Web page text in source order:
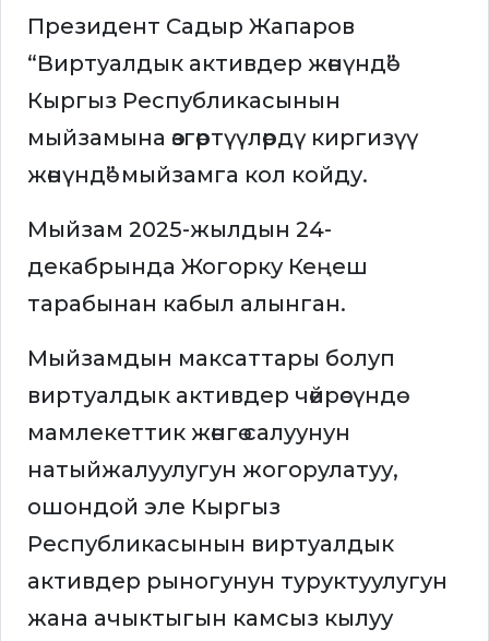
Президент Садыр Жапаров
“Виртуалдык активдер жөнүндө”
Кыргыз Республикасынын
мыйзамына өзгөртүүлөрдү киргизүү
жөнүндө” мыйзамга кол койду.
Мыйзам 2025-жылдын 24-
декабрында Жогорку Кеңеш
тарабынан кабыл алынган.
Мыйзамдын максаттары болуп
виртуалдык активдер чөйрөсүндө
мамлекеттик жөнгө салуунун
натыйжалуулугун жогорулатуу,
ошондой эле Кыргыз
Республикасынын виртуалдык
активдер рыногунун туруктуулугун
жана ачыктыгын камсыз кылуу